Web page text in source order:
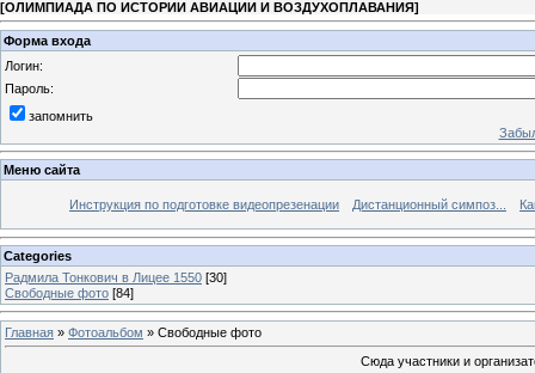
[ОЛИМПИАДА ПО ИСТОРИИ АВИАЦИИ И ВОЗДУХОПЛАВАНИЯ]
Форма входа
Логин:
Пароль:
запомнить
Меню сайта
Инструкция по подготовке видеопрезенации Дистанционный симпоз...
Categories
Радмила Тонкович в Лицее 1550 [30]
Свободные фото [84]
Главная » Фотоальбом » Свободные фото
Сюда участники и